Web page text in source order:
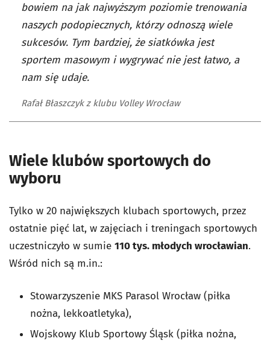
bowiem na jak najwyższym poziomie trenowania
naszych podopiecznych, którzy odnoszą wiele
sukcesów. Tym bardziej, że siatkówka jest
sportem masowym i wygrywać nie jest łatwo, a
nam się udaje.
Rafał Błaszczyk z klubu Volley Wrocław
Wiele klubów sportowych do
wyboru
Tylko w 20 największych klubach sportowych, przez
ostatnie pięć lat, w zajęciach i treningach sportowych
uczestniczyło w sumie 110 tys. młodych wrocławian.
Wśród nich są m.in.:
Stowarzyszenie MKS Parasol Wrocław (piłka
nożna, lekkoatletyka),
Wojskowy Klub Sportowy Śląsk (piłka nożna,